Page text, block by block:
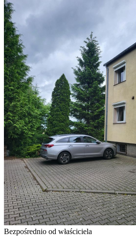
Bezpośrednio od właściciela